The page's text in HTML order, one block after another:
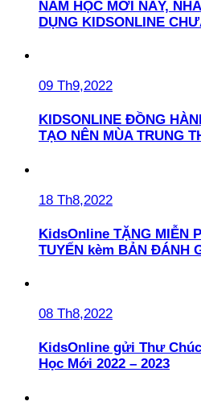
NĂM HỌC MỚI NÀY,
DỤNG KIDSONLINE
09 Th9,2022
KIDSONLINE ĐỒNG
TẠO NÊN MÙA TRUNG
18 Th8,2022
KidsOnline TẶNG MIỄN
TUYẾN kèm BẢN ĐÁNH
08 Th8,2022
KidsOnline gửi Thư
Học Mới 2022 – 2023